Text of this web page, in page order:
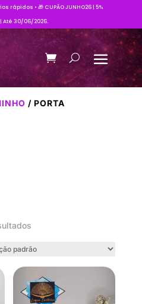
rápidos • 🎁 CUPÃO JUNHO26 | 5%
| Até 30/06/2026.
/ PORTA